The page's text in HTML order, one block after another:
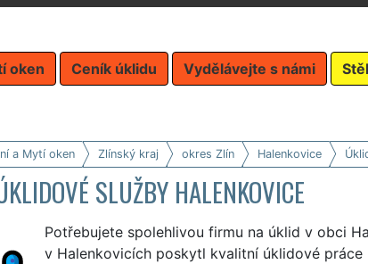
oken Ceník úklidu Vydělávejte s námi
a Mytí oken Zlínský kraj okres Zlín Halenkovice
SLUŽBY HALENKOVICE
Potřebujete spolehlivou firmu na úklid v obci
v Halenkovicích poskytl kvalitní úklidové